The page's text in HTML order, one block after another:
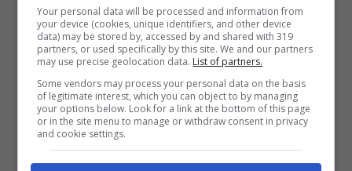
bisogna ripetere più volte in modo che il cane
possa capire. Inoltre, occorre premiarlo
sempre quando fa la cosa giusta e farlo
ricominciare daccapo quando non la fa.
Quando un cane sente freddo?
Your personal data will be processed and information from
your device (cookies, unique identifiers, and other device
data) may be stored by, accessed by and shared with 319
partners, or used specifically by this site. We and our partners
may use precise geolocation data. List of partners.
Some vendors may process your personal data on the basis
of legitimate interest, which you can object to by managing
your options below. Look for a link at the bottom of this page
or in the site menu to manage or withdraw consent in privacy
and cookie settings.